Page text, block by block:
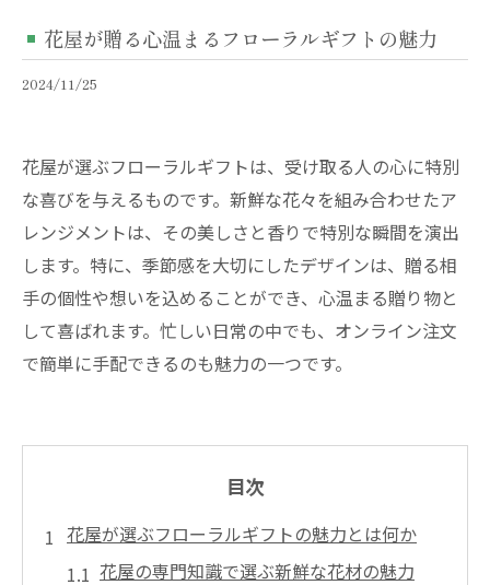
花屋が贈る心温まるフローラルギフトの魅力
2024/11/25
花屋が選ぶフローラルギフトは、受け取る人の心に特別
な喜びを与えるものです。新鮮な花々を組み合わせたア
レンジメントは、その美しさと香りで特別な瞬間を演出
します。特に、季節感を大切にしたデザインは、贈る相
手の個性や想いを込めることができ、心温まる贈り物と
して喜ばれます。忙しい日常の中でも、オンライン注文
で簡単に手配できるのも魅力の一つです。
目次
花屋が選ぶフローラルギフトの魅力とは何か
花屋の専門知識で選ぶ新鮮な花材の魅力